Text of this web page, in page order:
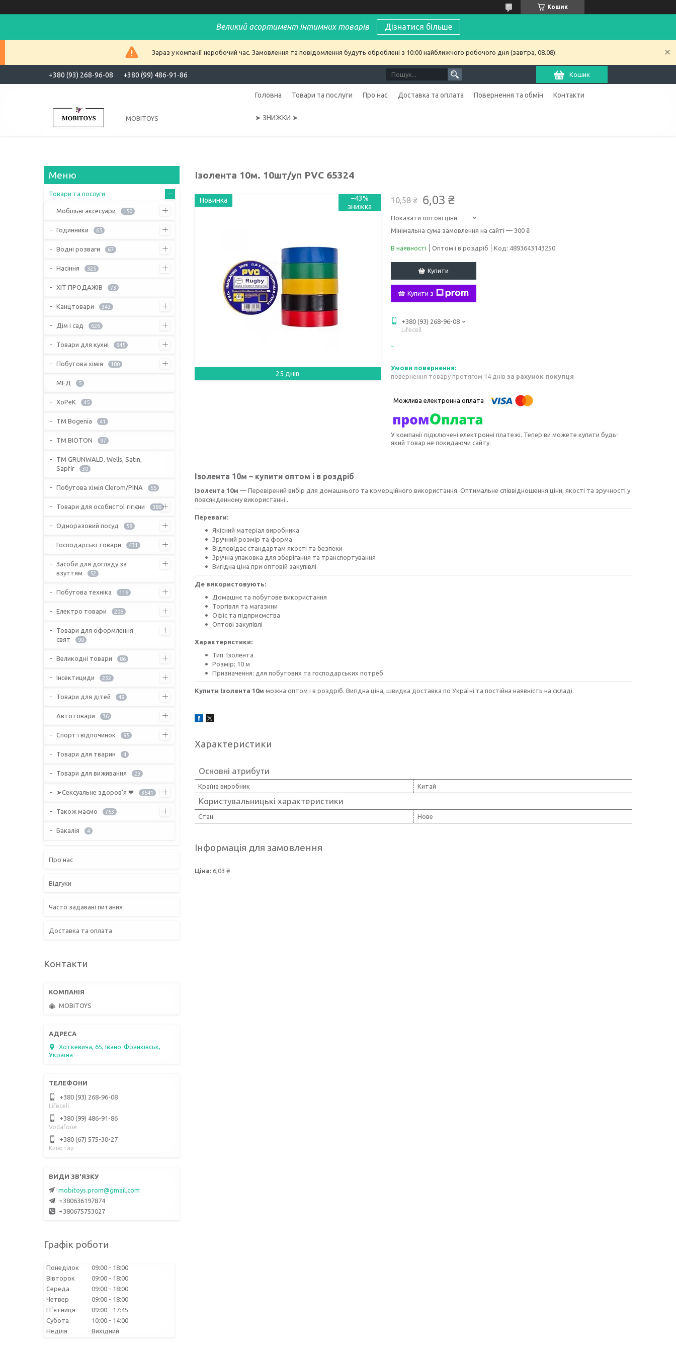
Кошик
Великий асортимент інтимних товарів Дізнатися більше
Зараз у компанії неробочий час. Замовлення та повідомлення будуть оброблені з 10:00 найближчого робочого дня (завтра, 08.08).
+380 (93) 268-96-08 +380 (99) 486-91-86 Кошик
MOBITOYS
Головна Товари та послуги Про нас Доставка та оплата Повернення та обмін Контакти
➤ ЗНИЖКИ ➤
Ізолента 10м. 10шт/уп PVC 65324
Новинка –43%
25 днів
10,58 ₴ 6,03 ₴
Показати оптові ціни
Мінімальна сума замовлення на сайті — 300 ₴
В наявності Оптом і в роздріб Код: 4893643143250
Купити
Купити з
+380 (93) 268-96-08
Lifecell
повернення товару протягом 14 днів за рахунок покупця
У компанії підключені електронні платежі. Тепер ви можете купити будь-
який товар не покидаючи сайту.
Ізолента 10м – купити оптом і в роздріб
Ізолента 10м — Перевірений вибір для домашнього та комерційного використання. Оптимальне співвідношення ціни, якості та зручності у
повсякденному використанні..
Переваги:
Якісний матеріал виробника
Зручний розмір та форма
Відповідає стандартам якості та безпеки
Зручна упаковка для зберігання та транспортування
Вигідна ціна при оптовій закупівлі
Де використовують:
Домашнє та побутове використання
Торгівля та магазини
Офіс та підприємства
Оптові закупівлі
Характеристики:
Тип: Ізолента
Розмір: 10 м
Призначення: для побутових та господарських потреб
Купити Ізолента 10м можна оптом і в роздріб. Вигідна ціна, швидка доставка по Україні та постійна наявність на складі.
Характеристики
Основні атрибути
Країна виробник Китай
Користувальницькі характеристики
Стан Нове
Інформація для замовлення
Ціна: 6,03 ₴
Товари та послуги
Мобільні аксесуари 150
Годинники 65
Водні розваги 67
Насіння 325
ХІТ ПРОДАЖІВ 73
Канцтовари 343
Дім і сад 626
Товари для кухні 645
Побутова хімія 180
МЕД 5
ХоРеК 45
ТМ Bogenia 41
ТМ BIOTON 97
ТМ GRÜNWALD, Wells, Satin,
Sapfir
30
Побутова хімія Clerom/PINA 55
Товари для особистої гігієни 388
Одноразовий посуд 58
Господарські товари 431
Засоби для догляду за
взуттям
52
Побутова техніка 116
Електро товари 208
Товари для оформлення
свят
90
Великодні товари 86
Інсектициди 232
Товари для дітей 49
Автотовари 36
Спорт і відпочинок 95
Товари для тварин 4
Товари для виживання 23
➤Сексуальне здоров'я ❤ 3541
Також маємо 763
Бакалія 4
Про нас
Відгуки
Часто задавані питання
Доставка та оплата
Контакти
MOBITOYS
Хоткевича, 65, Івано-Франківськ,
Україна
+380 (93) 268-96-08
Lifecell
+380 (99) 486-91-86
Vodafone
+380 (67) 575-30-27
Київстар
mobitoys.prom@gmail.com
+380636197874
+380675753027
Графік роботи
Понеділок 09:00
18:00
Вівторок
09:00
18:00
Середа
09:00
18:00
Четвер
09:00
18:00
Пʼятниця
09:00
17:45
Субота
10:00
14:00
Неділя
Вихідний